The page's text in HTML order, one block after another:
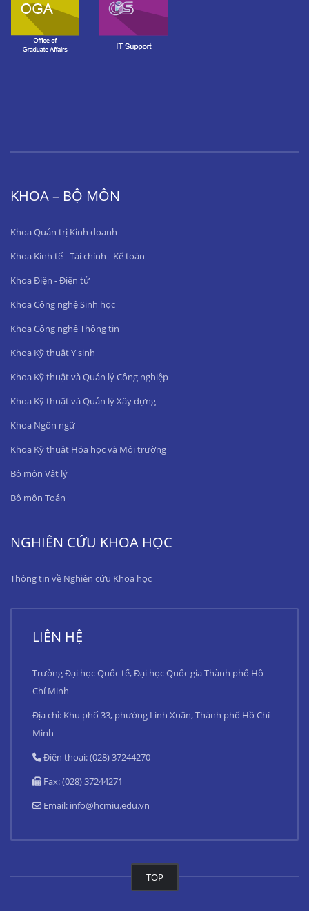
KHOA – BỘ MÔN
Khoa Quản trị Kinh doanh
Khoa Kinh tế - Tài chính - Kế toán
Khoa Điện - Điện tử
Khoa Công nghệ Sinh học
Khoa Công nghệ Thông tin
Khoa Kỹ thuật Y sinh
Khoa Kỹ thuật và Quản lý Công nghiệp
Khoa Kỹ thuật và Quản lý Xây dựng
Khoa Ngôn ngữ
Khoa Kỹ thuật Hóa học và Môi trường
Bộ môn Vật lý
Bộ môn Toán
NGHIÊN CỨU KHOA HỌC
Thông tin về Nghiên cứu Khoa học
LIÊN HỆ
Trường Đại học Quốc tế, Đại học Quốc gia Thành phố Hồ
Chí Minh
Địa chỉ: Khu phố 33, phường Linh Xuân, Thành phố Hồ Chí
Minh
Điện thoại: (028) 37244270
Fax: (028) 37244271
Email: info@hcmiu.edu.vn
TOP